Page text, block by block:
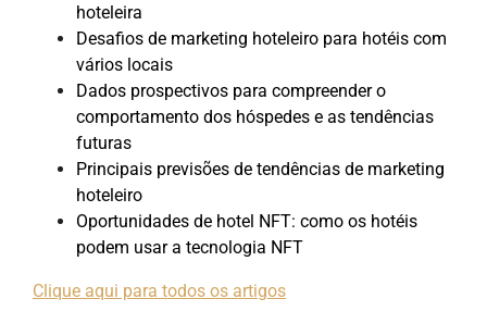
hoteleira
Desafios de marketing hoteleiro para hotéis com
vários locais
Dados prospectivos para compreender o
comportamento dos hóspedes e as tendências
futuras
Principais previsões de tendências de marketing
hoteleiro
Oportunidades de hotel NFT: como os hotéis
podem usar a tecnologia NFT
Clique aqui para todos os artigos